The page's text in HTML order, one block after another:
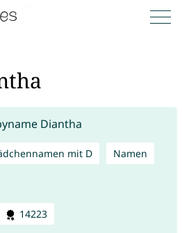
mit D Namen
14223